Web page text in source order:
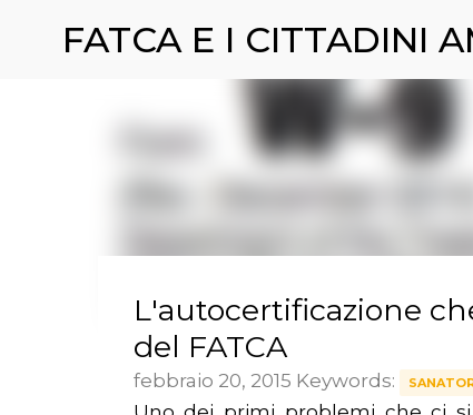
FATCA E I CITTADINI
L'autocertificazione
del FATCA
febbraio 20, 2015 Keywords: